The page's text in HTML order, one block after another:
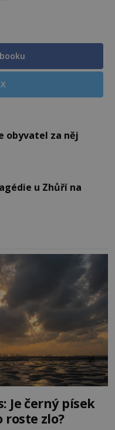
obyvatel za něj
u Zhůří na
Je černý písek
roste zlo?